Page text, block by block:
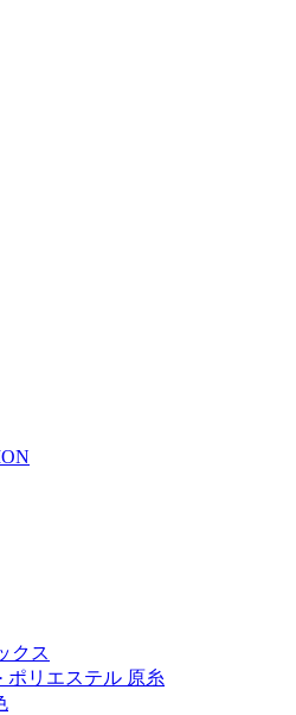
クス
ポリエステル 原糸